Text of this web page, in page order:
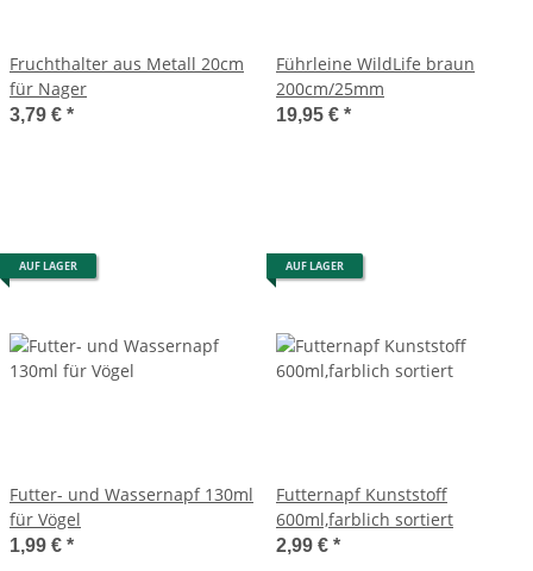
Fruchthalter aus Metall 20cm
für Nager
3,79 € *
Führleine WildLife braun
200cm/25mm
19,95 € *
AUF LAGER
Futter- und Wassernapf 130ml
für Vögel
1,99 € *
AUF LAGER
Futternapf Kunststoff
600ml,farblich sortiert
2,99 € *